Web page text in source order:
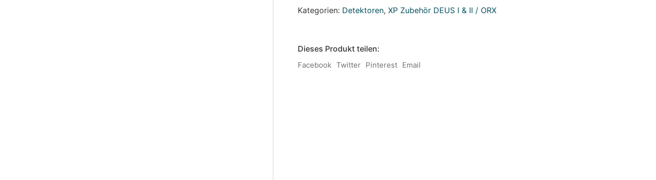
V6
Menge
Kategorien: Detektoren, XP Zubehör DEUS I & II / ORX
Dieses Produkt teilen:
Facebook Twitter Pinterest Email